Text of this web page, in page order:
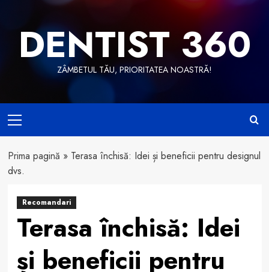
contentDENTIST 360
ZÂMBETUL TĂU, PRIORITATEA NOASTRĂ!
Menu
Prima pagină » Terasa închisă: Idei și beneficii pentru designul
dvs.
Recomandari
Terasa închisă: Idei
și beneficii pentru